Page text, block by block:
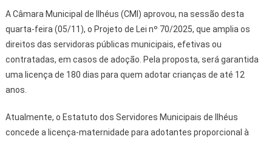
A Câmara Municipal de Ilhéus (CMI) aprovou, na sessão desta
quarta-feira (05/11), o Projeto de Lei nº 70/2025, que amplia os
direitos das servidoras públicas municipais, efetivas ou
contratadas, em casos de adoção. Pela proposta, será garantida
uma licença de 180 dias para quem adotar crianças de até 12
anos.
Atualmente, o Estatuto dos Servidores Municipais de Ilhéus
concede a licença-maternidade para adotantes proporcional à